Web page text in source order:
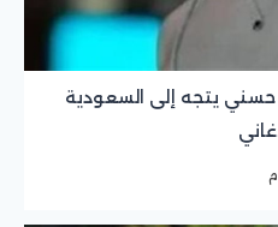
يتجه إلى السعودية